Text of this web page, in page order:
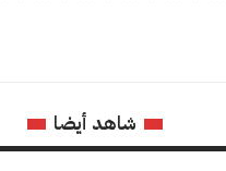
شاهد أيضا